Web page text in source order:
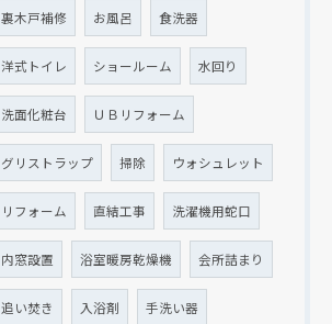
裏木戸補修 お風呂 食洗器
洋式トイレ ショールーム 水回り
洗面化粧台 ＵＢリフォーム
グリストラップ 掃除 ウォシュレット
リフォーム 直結工事 洗濯機用蛇口
内窓設置 浴室暖房乾燥機 会所詰まり
追い焚き 入浴剤 手洗い器